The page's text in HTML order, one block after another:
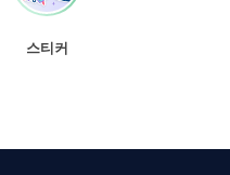
스티커